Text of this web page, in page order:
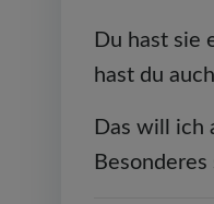
Du hast sie
hast du
Das will ich